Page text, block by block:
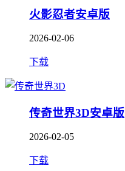
火影忍者安卓版
2026-02-06
下载
传奇世界3D安卓版
2026-02-05
下载